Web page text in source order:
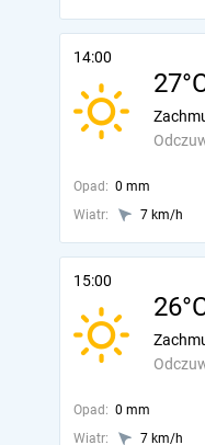
14:00
Opad: 0 mm
Wiatr:
7 km/h
15:00
Opad: 0 mm
Wiatr:
7 km/h